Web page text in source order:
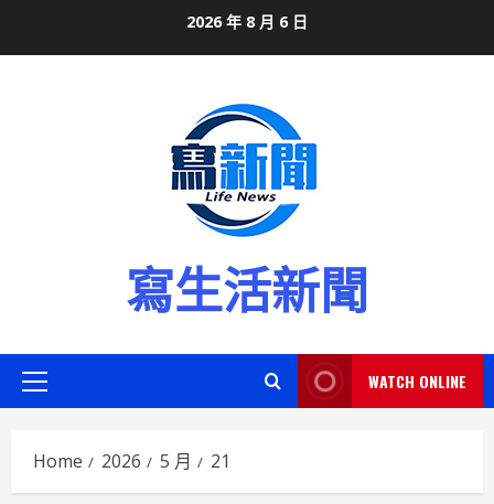
2026 年 8 月 6 日
寫生活新聞
Primary
WATCH ONLINE
Home 2026 5 月 21